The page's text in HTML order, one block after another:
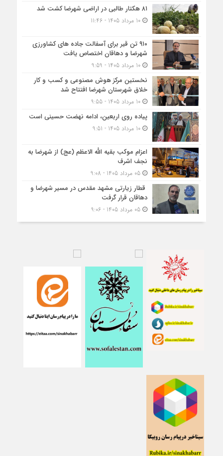
۸۱ هکتار طالبی در اراضی شهرضا کشت شد
10 مرداد 1405 - 11:46
۹۱۰ تن قیر برای آسفالت جاده های کشاورزی
شهرضا و دهاقان اختصاص یافت
10 مرداد 1405 - 9:59
نخستین مرکز هوش مصنوعی و کسب‌ و کار
خلاق شهرستان شهرضا افتتاح شد
10 مرداد 1405 - 9:55
پیاده روی اربعین، ادامه نهضت حسینی است
10 مرداد 1405 - 9:51
اعزام موکب بقیه الله الاعظم (عج) از شهرضا به
نجف اشرف
05 مرداد 1405 - 9:08
قطار زیارتی مشهد مقدس در مسیر شهرضا و
دهاقان قرار گرفت
05 مرداد 1405 - 9:06